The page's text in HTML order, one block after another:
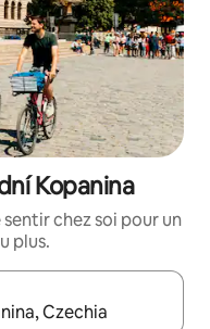
Kopanina
chez soi pour un
plus.
les en utilisant